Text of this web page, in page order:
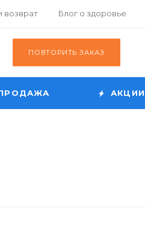
возврат Блог о здоровье
ПОВТОРИТЬ ЗАКАЗ
АКЦИИ